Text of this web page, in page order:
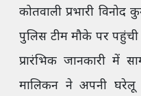
कोतवाली प्रभारी
पुलिस टीम मौके पर पहुंची
प्रारंभिक जानकारी
मालिकन ने अपनी घरेलू